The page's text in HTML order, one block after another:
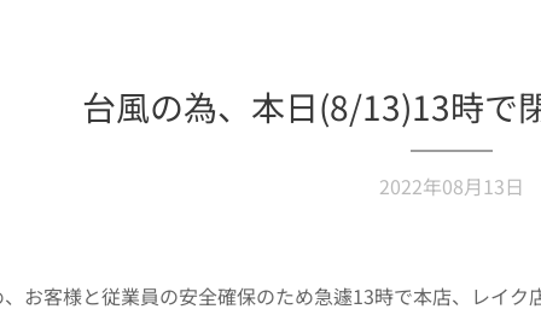
台風の為、本日(8/13)13時で
2022年08月13日
お客様と従業員の安全確保のため急遽13時で本店、レイク